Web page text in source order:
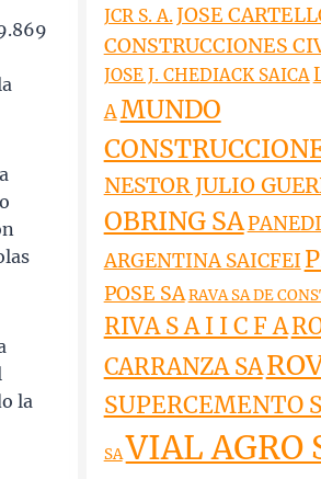
la
JCR S. A.JOSE
CONSTRUCCIONES
JOSE J. CHEDIACK SAICA
AMUNDO
NESTOR JULIO
OBRING SA
ARGENTINA SAICFEI
POSE SARAVA SA DE
RIVA S A I I C F A
CARRANZA SA
SUPERCEMENTO
SAVIAL AGRO